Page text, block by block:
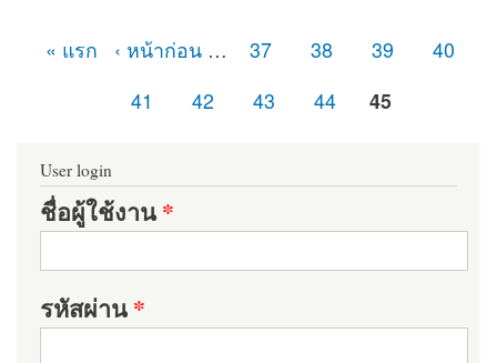
« แรก ‹ หน้าก่อน … 37 38 39
40
41
42 43 44 45
User login
ชื่อผู้ใช้งาน*
รหัสผ่าน*